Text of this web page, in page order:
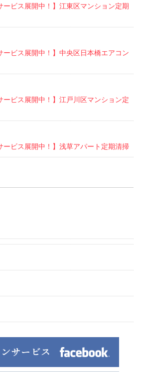
ービス展開中！】江東区マンション定期
ービス展開中！】中央区日本橋エアコン
ービス展開中！】江戸川区マンション定
ービス展開中！】浅草アパート定期清掃